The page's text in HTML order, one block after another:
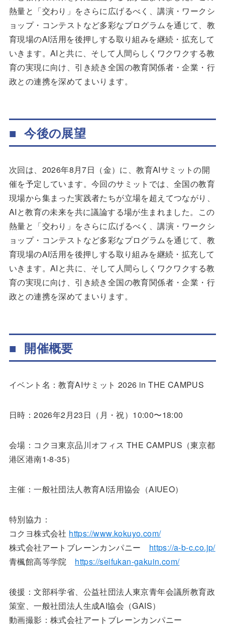
熱量と「交わり」をさらに広げるべく、講演・ワークシ
ョップ・コンテストなど多彩なプログラムを通じて、教
育現場のAI活用を後押しする取り組みを継続・拡充して
いきます。AIと共に、そして人間らしくワクワクする教
育の実現に向け、引き続き全国の教育関係者・企業・行
政との連携を深めてまいります。
■ 今後の展望
次回は、2026年8月7日（金）に、教育AIサミットの開
催を予定しています。今回のサミットでは、全国の教育
現場から集まった実践者たちが立場を超えてつながり、
AIと教育の未来を共に議論する場が生まれました。この
熱量と「交わり」をさらに広げるべく、講演・ワークシ
ョップ・コンテストなど多彩なプログラムを通じて、教
育現場のAI活用を後押しする取り組みを継続・拡充して
いきます。AIと共に、そして人間らしくワクワクする教
育の実現に向け、引き続き全国の教育関係者・企業・行
政との連携を深めてまいります。
■ 開催概要
イベント名：教育AIサミット 2026 in THE CAMPUS
日時：2026年2月23日（月・祝）10:00〜18:00
会場：コクヨ東京品川オフィス THE CAMPUS（東京都
港区港南1-8-35）
主催：一般社団法人教育AI活用協会（AIUEO）
特別協力：
コクヨ株式会社 https://www.kokuyo.com/
株式会社アートブレーンカンパニー https://a-b-c.co.jp/
青楓館高等学院 https://seifukan-gakuin.com/
後援：文部科学省、公益社団法人東京青年会議所教育政
策室、一般社団法人生成AI協会（GAIS）
動画撮影：株式会社アートブレーンカンパニー